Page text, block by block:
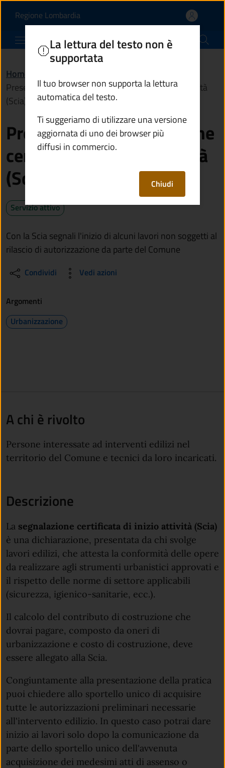
Presentare la
Regione Lombardia(apre in un'altra scheda).
Comune di Berzo Inferiore
Home
Presentare la segnalazione certificata di inizio attività
(Scia) per l'edilizia
Presentare la segnalazione
certificata di inizio attività
(Scia) per l'edilizia
Servizio attivo
Con la Scia segnali l'inizio di alcuni lavori non soggetti al
rilascio di autorizzazione da parte del Comune
Condividi Vedi azioni
La lettura del testo non è
supportata
Il tuo browser non supporta la lettura
automatica del testo.
Ti suggeriamo di utilizzare una versione
aggiornata di uno dei browser più
diffusi in commercio.
Chiudi
Argomenti
Urbanizzazione
A chi è rivolto
Persone interessate ad interventi edilizi nel
territorio del Comune e tecnici da loro incaricati.
Descrizione
La segnalazione certificata di inizio attività (Scia)
è una dichiarazione, presentata da chi svolge
lavori edilizi, che attesta la conformità delle opere
da realizzare agli strumenti urbanistici approvati e
il rispetto delle norme di settore applicabili
(sicurezza, igienico-sanitarie, ecc.).
Il calcolo del contributo di costruzione che
dovrai pagare, composto da oneri di
urbanizzazione e costo di costruzione, deve
essere allegato alla Scia.
Congiuntamente alla presentazione della pratica
puoi chiedere allo sportello unico di acquisire
tutte le autorizzazioni preliminari necessarie
all'intervento edilizio. In questo caso potrai dare
inizio ai lavori solo dopo la comunicazione da
parte dello sportello unico dell'avvenuta
acquisizione dei medesimi atti di assenso o